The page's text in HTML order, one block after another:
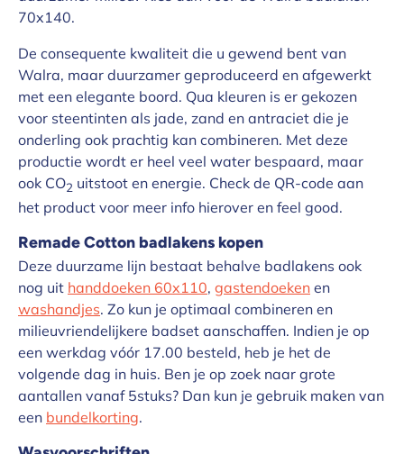
70x140.
De consequente kwaliteit die u gewend bent van
Walra, maar duurzamer geproduceerd en afgewerkt
met een elegante boord. Qua kleuren is er gekozen
voor steentinten als jade, zand en antraciet die je
onderling ook prachtig kan combineren. Met deze
productie wordt er heel veel water bespaard, maar
ook CO2 uitstoot en energie. Check de QR-code aan
het product voor meer info hierover en feel good.
Remade Cotton badlakens kopen
Deze duurzame lijn bestaat behalve badlakens ook
nog uit handdoeken 60x110, gastendoeken en
washandjes. Zo kun je optimaal combineren en
milieuvriendelijkere badset aanschaffen. Indien je op
een werkdag vóór 17.00 besteld, heb je het de
volgende dag in huis. Ben je op zoek naar grote
aantallen vanaf 5stuks? Dan kun je gebruik maken van
een bundelkorting.